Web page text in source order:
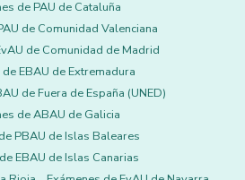
de PAU de Cataluña
de Comunidad Valenciana
de Comunidad de Madrid
de EBAU de Extremadura
de Fuera de España (UNED)
de ABAU de Galicia
PBAU de Islas Baleares
EBAU de Islas Canarias